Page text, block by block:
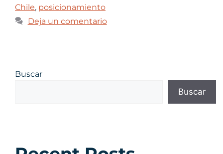
Chile, posicionamiento
Deja un comentario
Buscar
Buscar